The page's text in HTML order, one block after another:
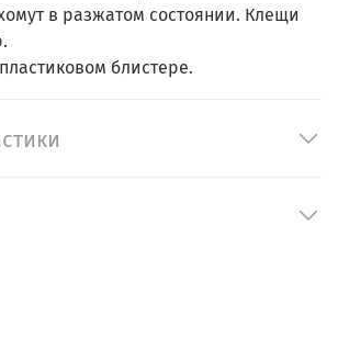
в разжатом состоянии. Клещи
блистере.